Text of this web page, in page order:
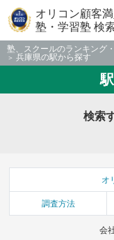
オリコン顧客
塾・学習塾 検
塾、スクールのランキング
兵庫県の駅から探す
検索
オ
調査方法
会